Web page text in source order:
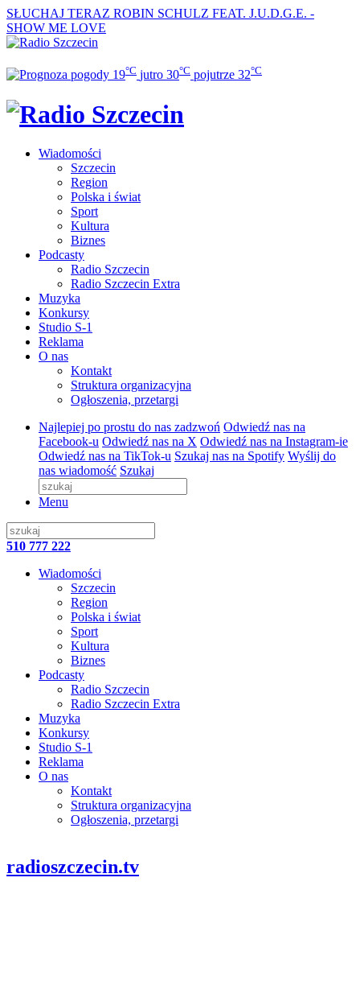
SŁUCHAJ TERAZ ROBIN SCHULZ FEAT. J.U.D.G.E. -
SHOW ME LOVE
19°C jutro 30°C pojutrze 32°C
Wiadomości
Szczecin
Region
Polska i świat
Sport
Kultura
Biznes
Podcasty
Radio Szczecin
Radio Szczecin Extra
Muzyka
Konkursy
Studio S-1
Reklama
O nas
Kontakt
Struktura organizacyjna
Ogłoszenia, przetargi
Najlepiej po prostu do nas zadzwoń Odwiedź nas na
Facebook-u Odwiedź nas na X Odwiedź nas na Instagram-ie
Odwiedź nas na TikTok-u Szukaj nas na Spotify Wyślij do
nas wiadomość Szukaj
Menu
510 777 222
Wiadomości
Szczecin
Region
Polska i świat
Sport
Kultura
Biznes
Podcasty
Radio Szczecin
Radio Szczecin Extra
Muzyka
Konkursy
Studio S-1
Reklama
O nas
Kontakt
Struktura organizacyjna
Ogłoszenia, przetargi
radioszczecin.tv